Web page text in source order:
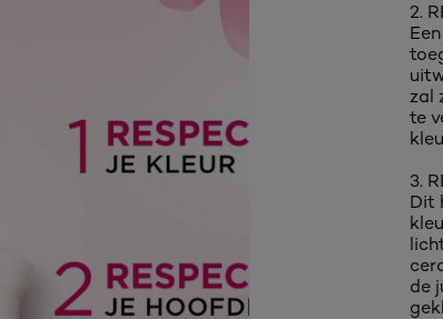
2.
zal
te
3.
Dit
de